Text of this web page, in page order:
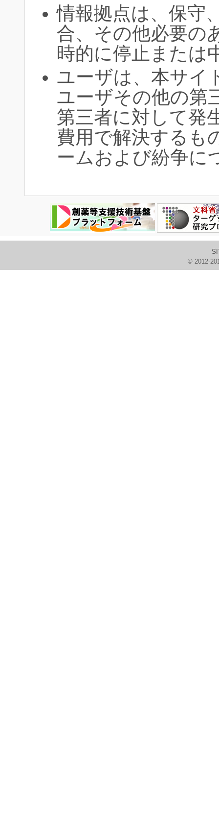
情報拠点は、保守
合、その他必要の
時的に停止または
ユーザは、本サイ
ユーザその他の第
第三者に対して発
費用で解決するも
ームおよび紛争に
© 2012-